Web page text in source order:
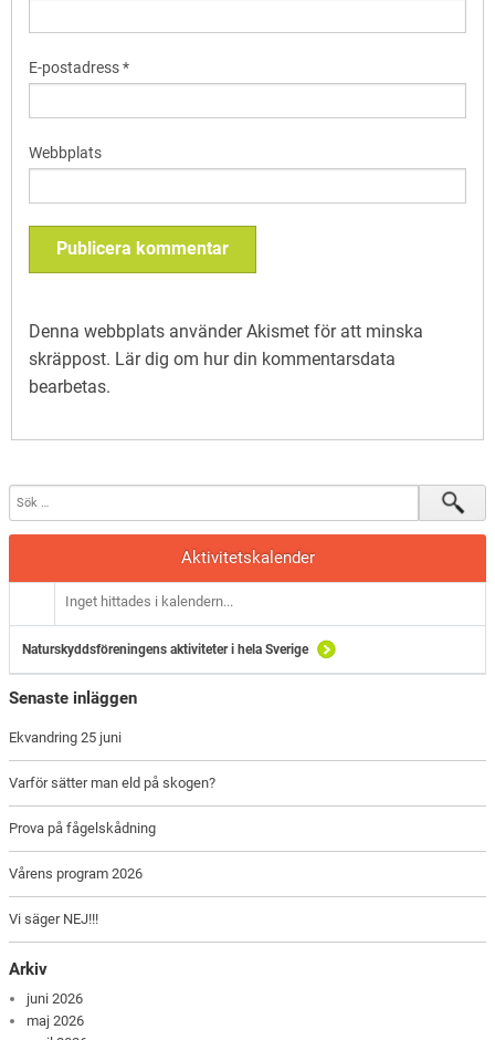
E-postadress*
Webbplats
Denna webbplats använder Akismet för att minska
skräppost. Lär dig om hur din kommentarsdata
bearbetas.
Aktivitetskalender
Inget hittades i kalendern...
Naturskyddsföreningens aktiviteter i hela Sverige
Senaste inläggen
Ekvandring 25 juni
Varför sätter man eld på skogen?
Prova på fågelskådning
Vårens program 2026
Vi säger NEJ!!!
Arkiv
juni 2026
maj 2026